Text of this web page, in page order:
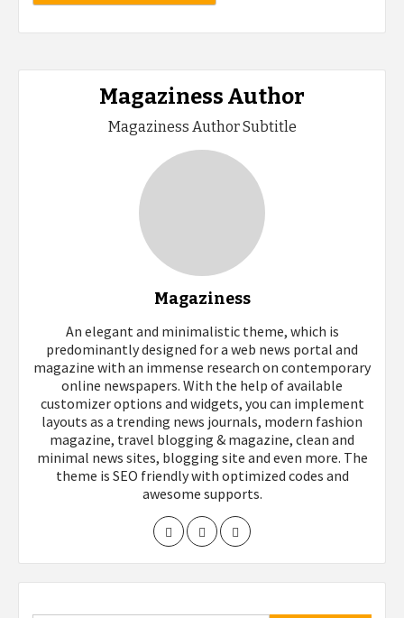
Magaziness Author
Magaziness Author Subtitle
Magaziness
An elegant and minimalistic theme, which is
predominantly designed for a web news portal and
magazine with an immense research on contemporary
online newspapers. With the help of available
customizer options and widgets, you can implement
layouts as a trending news journals, modern fashion
magazine, travel blogging & magazine, clean and
minimal news sites, blogging site and even more. The
theme is SEO friendly with optimized codes and
awesome supports.